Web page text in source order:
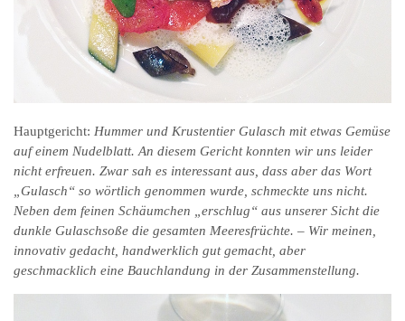
Hauptgericht: Hummer und Krustentier Gulasch mit etwas Gemüse
auf einem Nudelblatt. An diesem Gericht konnten wir uns leider
nicht erfreuen. Zwar sah es interessant aus, dass aber das Wort
„Gulasch“ so wörtlich genommen wurde, schmeckte uns nicht.
Neben dem feinen Schäumchen „erschlug“ aus unserer Sicht die
dunkle Gulaschsoße die gesamten Meeresfrüchte. – Wir meinen,
innovativ gedacht, handwerklich gut gemacht, aber
geschmacklich eine Bauchlandung in der Zusammenstellung.